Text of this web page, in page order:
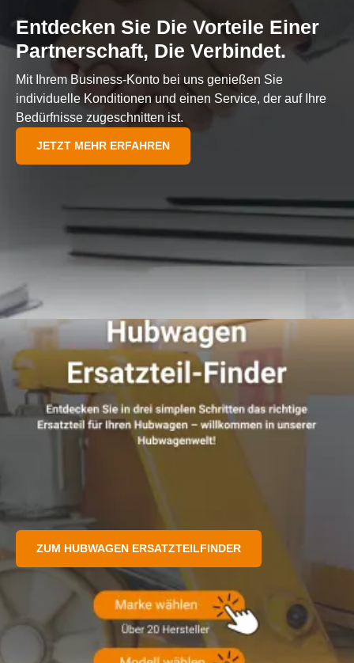
Entdecken Sie Die Vorteile Einer
Partnerschaft, Die Verbindet.
Mit Ihrem Business-Konto bei uns genießen Sie
individuelle Konditionen und einen Service, der auf Ihre
Bedürfnisse zugeschnitten ist.
JETZT MEHR ERFAHREN
ZUM HUBWAGEN ERSATZTEILFINDER